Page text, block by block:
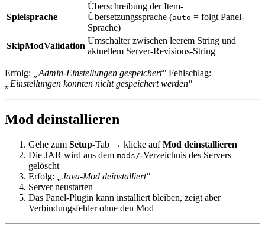
Spielsprache
Überschreibung der Item-
Übersetzungssprache (auto = folgt Panel-
Sprache)
SkipModValidation
Umschalter zwischen leerem String und
aktuellem Server-Revisions-String
Erfolg: „Admin-Einstellungen gespeichert" Fehlschlag:
„Einstellungen konnten nicht gespeichert werden"
Mod deinstallieren
Gehe zum Setup-Tab → klicke aufMod deinstallieren
Die JAR wird aus dem mods/-Verzeichnis des Servers
gelöscht
Erfolg:
„Java-Mod deinstalliert"
Server neustarten
Das Panel-Plugin kann installiert bleiben, zeigt aber
Verbindungsfehler ohne den Mod